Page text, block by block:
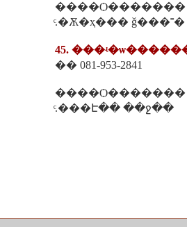
����Ѻ�������
ͨ.�Ѫ�ҳ��� ǧ���˭�
45.
�� 081-953-2841
����Ѻ�������
ͨ.���Է�� ��ջ��